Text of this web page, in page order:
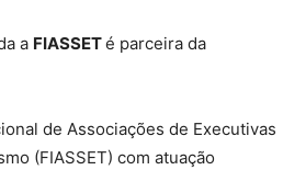
a FIASSETé parceira da
de Associações de Executivas
(FIASSET) com atuação